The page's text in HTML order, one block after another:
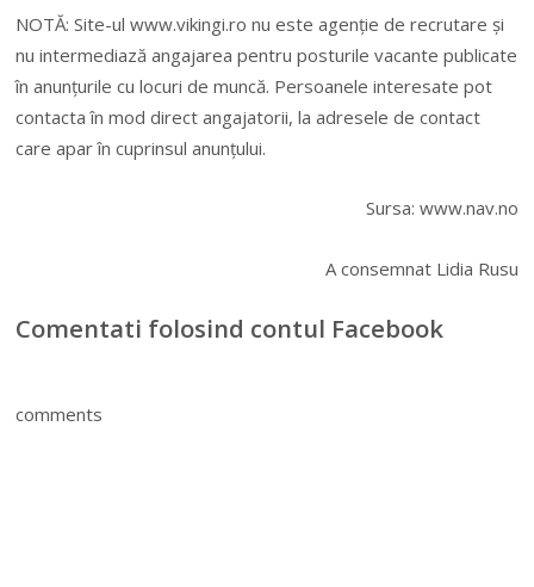
NOTĂ: Site-ul www.vikingi.ro nu este agenție de recrutare și
nu intermediază angajarea pentru posturile vacante publicate
în anunțurile cu locuri de muncă. Persoanele interesate pot
contacta în mod direct angajatorii, la adresele de contact
care apar în cuprinsul anunțului.
Sursa: www.nav.no
A consemnat Lidia Rusu
Comentati folosind contul Facebook
comments